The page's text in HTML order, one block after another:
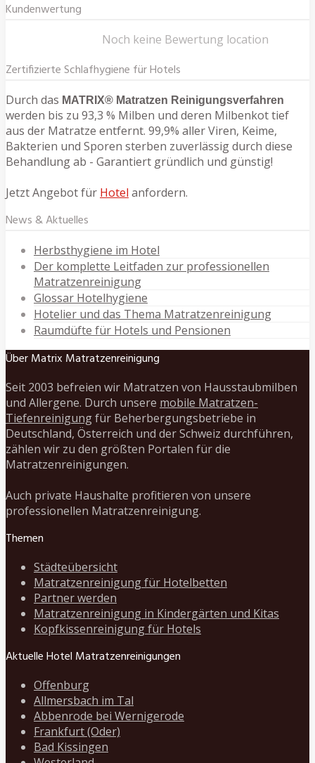
Kundenwertung
Noch keine Bewertung location
Zertifizierte Schlafhygiene für Hotels
Durch das MATRIX® Matratzen Reinigungsverfahren
werden bis zu 93,3 % Milben und deren Milbenkot tief
aus der Matratze entfernt. 99,9% aller Viren, Keime,
Bakterien und Sporen sterben zuverlässig durch diese
Behandlung ab - Garantiert gründlich und günstig!
Jetzt Angebot für Hotel anfordern.
News & Aktuelles
Herbsthygiene im Hotel
Der komplette Leitfaden zur professionellen
Matratzenreinigung
Glossar Hotelhygiene
Hotelier und das Thema Matratzenreinigung
Raumdüfte für Hotels und Pensionen
Über Matrix Matratzenreinigung
Seit 2003 befreien wir Matratzen von Hausstaubmilben
und Allergene. Durch unsere mobile Matratzen-
Tiefenreinigungfür Beherbergungsbetriebe in
Deutschland, Österreich und der Schweiz durchführen,
zählen wir zu den größten Portalen für die
Matratzenreinigungen.
Auch private Haushalte profitieren von unsere
professionellen Matratzenreinigung.
Themen
Städteübersicht
Matratzenreinigung für Hotelbetten
Partner werden
Matratzenreinigung in Kindergärten und Kitas
Kopfkissenreinigung für Hotels
Aktuelle Hotel Matratzenreinigungen
Offenburg
Allmersbach im Tal
Abbenrode bei Wernigerode
Frankfurt (Oder)
Bad Kissingen